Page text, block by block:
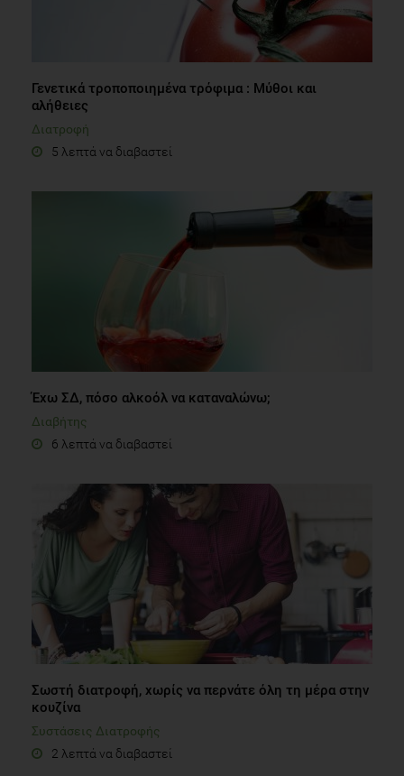
Γενετικά τροποποιημένα τρόφιμα : Μύθοι και
αλήθειες
Διατροφή
5 λεπτά να διαβαστεί
Έχω ΣΔ, πόσο αλκοόλ να καταναλώνω;
Διαβήτης
6 λεπτά να διαβαστεί
Σωστή διατροφή, χωρίς να περνάτε όλη τη μέρα στην
κουζίνα
Συστάσεις Διατροφής
2 λεπτά να διαβαστεί